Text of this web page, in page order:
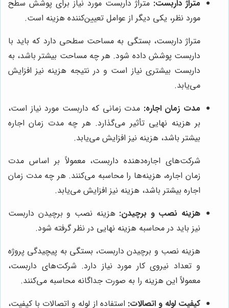
متراژ داربست: متراژ داربست مورد نیاز برای پوشش سطح
مورد نظر، یکی دیگر از عوامل تعیین‌کننده هزینه است.
متراژ داربست، بستگی به مساحت سطحی دارد که باید با
داربست پوشش داده شود. هر چه مساحت بیشتر باشد، به
داربست بیشتری نیاز است و در نتیجه هزینه نیز افزایش
می‌یابد.
مدت زمان اجاره: مدت زمانی که داربست مورد نیاز است،
بر هزینه نهایی تأثیر می‌گذارد. هر چه مدت زمان اجاره
بیشتر باشد، هزینه نیز افزایش می‌یابد.
شرکت‌های اجاره‌دهنده داربست، معمولاً بر اساس مدت
زمان اجاره، هزینه‌ها را محاسبه می‌کنند. هر چه مدت زمان
اجاره بیشتر باشد، هزینه نیز افزایش می‌یابد.
هزینه نصب و برچیدن: هزینه نصب و برچیدن داربست
نیز باید در محاسبه هزینه نهایی در نظر گرفته شود.
هزینه نصب و برچیدن داربست، بستگی به پیچیدگی پروژه
و تعداد نیروی کار مورد نیاز دارد. شرکت‌های داربست،
معمولاً این هزینه را به صورت جداگانه محاسبه می‌کنند.
کیفیت لوله و اتصالات: استفاده از لوله و اتصالات با کیفیت،